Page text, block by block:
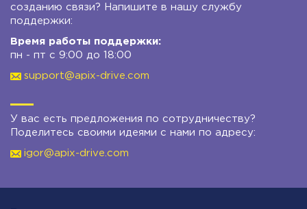
созданию связи? Напишите в нашу службу
поддержки:
Время работы поддержки:
пн - пт с 9:00 до 18:00
support@apix-drive.com
У вас есть предложения по сотрудничеству?
Поделитесь своими идеями с нами по адресу:
igor@apix-drive.com